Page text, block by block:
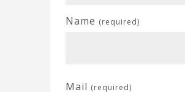
Name (required)
Mail (required)